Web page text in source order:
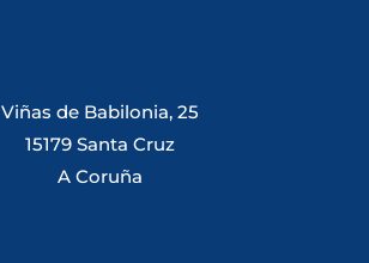
Viñas de Babilonia, 25
15179 Santa Cruz
A Coruña